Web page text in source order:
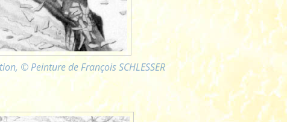
© Peinture de François SCHLESSER